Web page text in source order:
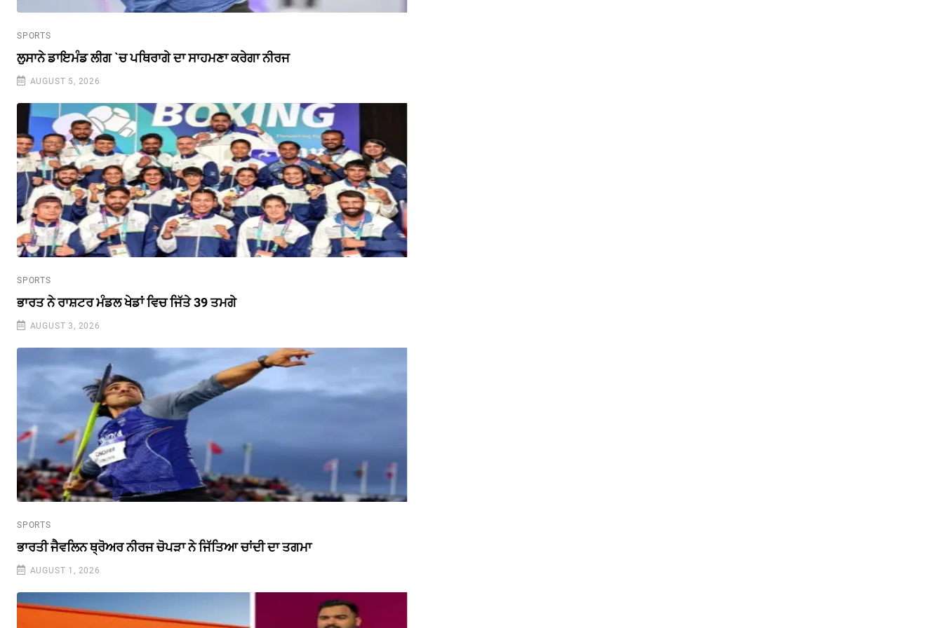
SPORTS
ਲੁਸਾਨੇ ਡਾਇਮੰਡ ਲੀਗ `ਚ ਪਥਿਰਾਗੇ ਦਾ ਸਾਹਮਣਾ ਕਰੇਗਾ ਨੀਰਜ
AUGUST 5, 2026
SPORTS
ਭਾਰਤ ਨੇ ਰਾਸ਼ਟਰ ਮੰਡਲ ਖੇਡਾਂ ਵਿਚ ਜਿੱਤੇ 39 ਤਮਗੇ
AUGUST 3, 2026
SPORTS
ਭਾਰਤੀ ਜੈਵਲਿਨ ਥ੍ਰੋਅਰ ਨੀਰਜ ਚੋਪੜਾ ਨੇ ਜਿੱਤਿਆ ਚਾਂਦੀ ਦਾ ਤਗਮਾ
AUGUST 1, 2026